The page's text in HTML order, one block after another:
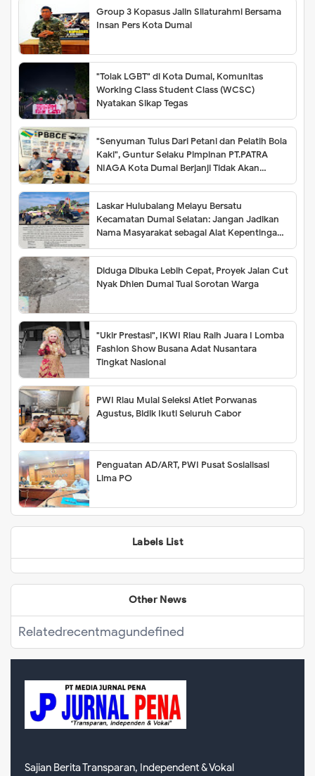
Group 3 Kopasus Jalin Silaturahmi Bersama
Insan Pers Kota Dumai
"Tolak LGBT" di Kota Dumai, Komunitas
Working Class Student Class (WCSC)
Nyatakan Sikap Tegas
"Senyuman Tulus Dari Petani dan Pelatih Bola
Kaki", Guntur Selaku Pimpinan PT.PATRA
NIAGA Kota Dumai Berjanji Tidak Akan
Meminta Biaya 1 Rupiah pun Sampai Batas
Waktu Belum Bisa ditentukan
Laskar Hulubalang Melayu Bersatu
Kecamatan Dumai Selatan: Jangan Jadikan
Nama Masyarakat sebagai Alat Kepentingan
Kelompok
Diduga Dibuka Lebih Cepat, Proyek Jalan Cut
Nyak Dhien Dumai Tuai Sorotan Warga
"Ukir Prestasi", IKWI Riau Raih Juara I Lomba
Fashion Show Busana Adat Nusantara
Tingkat Nasional
PWI Riau Mulai Seleksi Atlet Porwanas
Agustus, Bidik Ikuti Seluruh Cabor
Penguatan AD/ART, PWI Pusat Sosialisasi
Lima PO
Labels List
Other News
Relatedrecentmagundefined
Sajian Berita Transparan, Independent & Vokal